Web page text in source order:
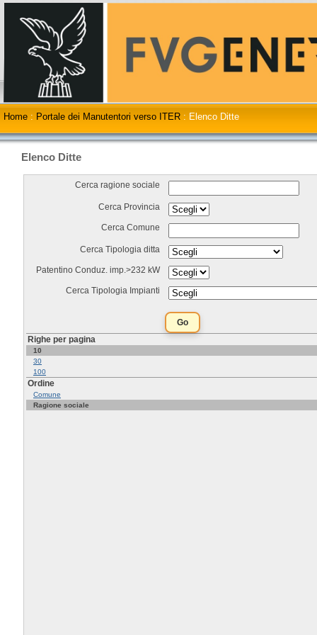
Home : Portale dei Manutentori verso ITER : Elenco Ditte
Elenco Ditte
Cerca ragione sociale
Cerca Provincia
Cerca Comune
Cerca Tipologia ditta
Patentino Conduz. imp.>232 kW
Cerca Tipologia Impianti
Righe per pagina
10
30
100
Ordine
Comune
Ragione sociale